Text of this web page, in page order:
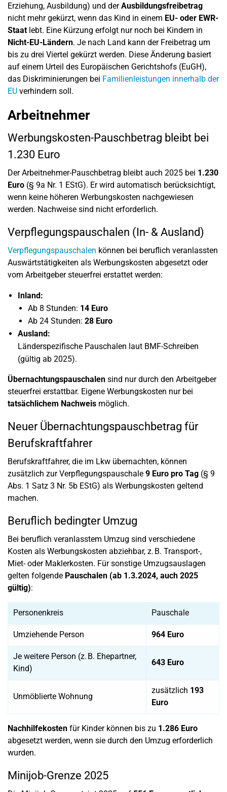
Erziehung, Ausbildung) und derAusbildungsfreibetrag
nicht mehr gekürzt, wenn das Kind in einem EU- oder EWR-
Staatlebt. Eine Kürzung erfolgt nur noch bei Kindern in
Nicht-EU-Ländern. Je nach Land kann der Freibetrag um
bis zu drei Viertel gekürzt werden. Diese Änderung basiert
auf einem Urteil des Europäischen Gerichtshofs (EuGH),
das Diskriminierungen bei Familienleistungen innerhalb der
EU verhindern soll.
Arbeitnehmer
Werbungskosten-Pauschbetrag bleibt bei
1.230 Euro
Der Arbeitnehmer-Pauschbetrag bleibt auch 2025 bei 1.230
Euro (§ 9a Nr. 1 EStG). Er wird automatisch berücksichtigt,
wenn keine höheren Werbungskosten nachgewiesen
werden. Nachweise sind nicht erforderlich.
Verpflegungspauschalen (In- & Ausland)
Verpflegungspauschalen können bei beruflich veranlassten
Auswärtstätigkeiten als Werbungskosten abgesetzt oder
vom Arbeitgeber steuerfrei erstattet werden:
Inland:
Ab 8 Stunden: 14 Euro
Ab 24 Stunden: 28 Euro
Ausland:
Länderspezifische Pauschalen laut BMF-Schreiben
(gültig ab 2025).
Übernachtungspauschalen sind nur durch den Arbeitgeber
steuerfrei erstattbar. Eigene Werbungskosten nur bei
tatsächlichem Nachweis möglich.
Neuer Übernachtungspauschbetrag für
Berufskraftfahrer
Berufskraftfahrer, die im Lkw übernachten, können
zusätzlich zur Verpflegungspauschale 9 Euro pro Tag (§ 9
Abs. 1 Satz 3 Nr. 5b EStG) als Werbungskosten geltend
machen.
Beruflich bedingter Umzug
Bei beruflich veranlasstem Umzug sind verschiedene
Kosten als Werbungskosten abziehbar, z. B. Transport-,
Miet- oder Maklerkosten. Für sonstige Umzugsauslagen
gelten folgende Pauschalen (ab 1.3.2024, auch 2025
gültig):
Personenkreis Pauschale
Umziehende Person 964 Euro
Je weitere Person (z. B. Ehepartner,
Kind)
643 Euro
Unmöblierte Wohnung
zusätzlich 193
Euro
Nachhilfekosten für Kinder können bis zu 1.286 Euro
abgesetzt werden, wenn sie durch den Umzug erforderlich
wurden.
Minijob-Grenze 2025